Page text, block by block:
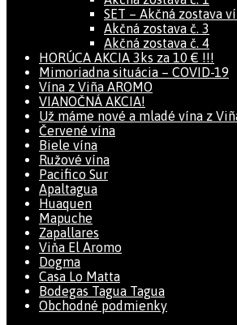
SET – Akčná zostava
Akčná zostava č. 3
Akčná zostava č. 4
HORÚCA AKCIA 3ks za 10 € !!!
Mimoriadna situácia – COVID-19
Vína z Viña AROMO
VIANOČNÁ AKCIA!
Už máme nové a mladé vína z
Červené vína
Biele vína
Ružové vína
Pacifico Sur
Apaltagua
Huaquen
Mapuche
Zapallares
Viňa El Aromo
Dogma
Casa Lo Matta
Bodegas Tagua Tagua
Obchodné podmienky